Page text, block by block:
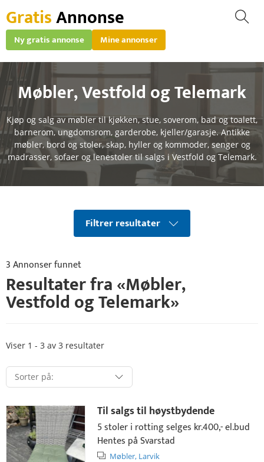
GratisAnnonse
Ny gratis annonse Mine annonser
Møbler,Vestfold og Telemark
Kjøp og salg av møbler til kjøkken, stue, soverom, bad og toalett,
barnerom, ungdomsrom, garderobe, kjeller/garasje. Antikke
møbler, bord og stoler, skap, hyller og kommoder, senger og
madrasser, sofaer og lenestoler til salgs i Vestfold og Telemark.
Filtrer resultater
3 Annonser funnet
Resultater fra «Møbler,
Vestfold og Telemark»
Viser 1 - 3 av 3 resultater
Til salgs til høystbydende
5 stoler i rotting selges kr.400,- el.bud
Hentes på Svarstad
Møbler, Larvik